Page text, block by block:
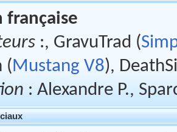
française
:, GravuTrad (
(Mustang V8),
: Alexandre P.,